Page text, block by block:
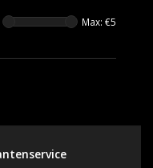
Max: €5